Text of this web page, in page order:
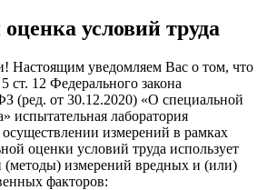
условий труда
Настоящим уведомляем Вас о том, что
ст. 12 Федерального закона
(ред. от 30.12.2020) «О специальной
испытательная лаборатория
измерений в рамках
оценки условий труда использует
измерений вредных и (или)
факторов: